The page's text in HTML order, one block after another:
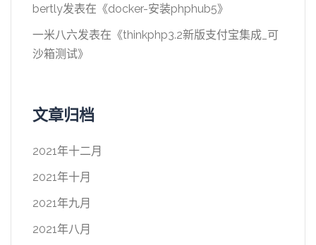
bertly发表在《docker-安装phphub5》
一米八六发表在《thinkphp3.2新版支付宝集成_可
沙箱测试》
文章归档
2021年十二月
2021年十月
2021年九月
2021年八月